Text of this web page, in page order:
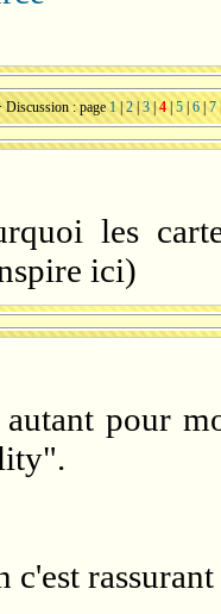
Discussion : page1|2|3 |4 |5|6 |7
les
ici)
pour
c'est